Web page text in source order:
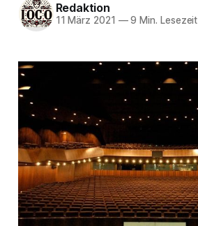
Redaktion
11 März 2021 —9 Min. Lesezeit